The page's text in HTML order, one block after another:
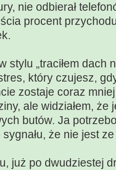
nie odbierał
procent
stylu „traciłem dach
który czujesz,
zostaje coraz
ale widziałem,
butów. Ja
że nie jest
już po dwudziestej